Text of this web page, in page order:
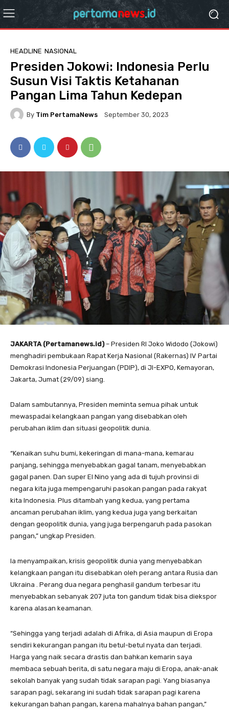
HEADLINE NASIONAL
Presiden Jokowi: Indonesia Perlu
Susun Visi Taktis Ketahanan
Pangan Lima Tahun Kedepan
By Tim PertamaNews September 30, 2023
JAKARTA (Pertamanews.id) – Presiden RI Joko Widodo (Jokowi)
menghadiri pembukaan Rapat Kerja Nasional (Rakernas) IV Partai
Demokrasi Indonesia Perjuangan (PDIP), di JI-EXPO, Kemayoran,
Jakarta, Jumat (29/09) siang.
Dalam sambutannya, Presiden meminta semua pihak untuk
mewaspadai kelangkaan pangan yang disebabkan oleh
perubahan iklim dan situasi geopolitik dunia.
“Kenaikan suhu bumi, kekeringan di mana-mana, kemarau
panjang, sehingga menyebabkan gagal tanam, menyebabkan
gagal panen. Dan super El Nino yang ada di tujuh provinsi di
negara kita juga mempengaruhi pasokan pangan pada rakyat
kita Indonesia. Plus ditambah yang kedua, yang pertama
ancaman perubahan iklim, yang kedua juga yang berkaitan
dengan geopolitik dunia, yang juga berpengaruh pada pasokan
pangan,” ungkap Presiden.
Ia menyampaikan, krisis geopolitik dunia yang menyebabkan
kelangkaan pangan itu disebabkan oleh perang antara Rusia dan
Ukraina . Perang dua negara penghasil gandum terbesar itu
menyebabkan sebanyak 207 juta ton gandum tidak bisa diekspor
karena alasan keamanan.
“Sehingga yang terjadi adalah di Afrika, di Asia maupun di Eropa
sendiri kekurangan pangan itu betul-betul nyata dan terjadi.
Harga yang naik secara drastis dan bahkan kemarin saya
membaca sebuah berita, di satu negara maju di Eropa, anak-anak
sekolah banyak yang sudah tidak sarapan pagi. Yang biasanya
sarapan pagi, sekarang ini sudah tidak sarapan pagi karena
kekurangan bahan pangan, karena mahalnya bahan pangan,”